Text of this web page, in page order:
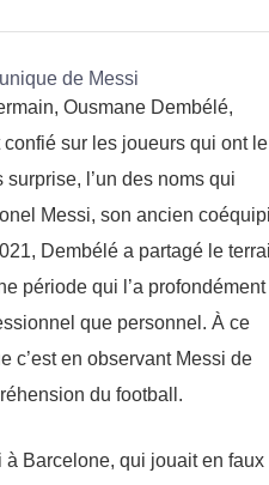
Ousmane Dembélé,
confié sur les joueurs qui ont le
l’un des noms qui
Messi, son ancien
Dembélé a partagé le
période qui l’a profondément
que personnel. À ce
c’est en observant Messi de
du football.
à Barcelone, qui jouait en faux